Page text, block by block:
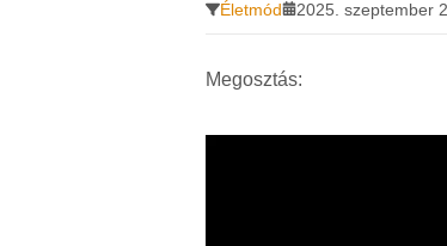
Életmód 2025. szeptember
Megosztás: